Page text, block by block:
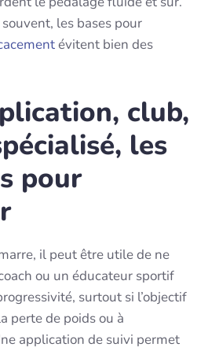
les bases pour
évitent bien des
club,
les
pour
il peut être utile de ne
ou un éducateur sportif
surtout si l’objectif
perte de poids ou à
application de suivi permet